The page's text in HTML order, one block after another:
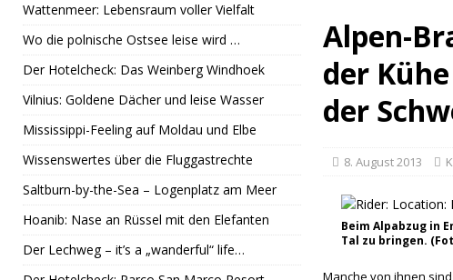
Alpen-
der
der
8. August 2013
Beim Alpabzug in
Tal zu bringen.
Manche von ihnen
Wattenmeer: Lebensraum voller Vielfalt
Wo die polnische Ostsee leise wird …
Der Hotelcheck: Das Weinberg Windhoek
Vilnius: Goldene Dächer und leise Wasser
Mississippi-Feeling auf Moldau und Elbe
Wissenswertes über die Fluggastrechte
Saltburn-by-the-Sea – Logenplatz am Meer
Hoanib: Nase an Rüssel mit den Elefanten
Der Lechweg – it’s a „wanderful“ life…